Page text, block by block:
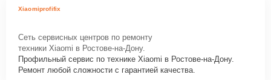
Xiaomiprofifix
Сеть сервисных центров по ремонту
техники Xiaomi в Ростове-на-Дону.
Профильный сервис по технике Xiaomi в Ростове-на-Дону.
Ремонт любой сложности с гарантией качества.